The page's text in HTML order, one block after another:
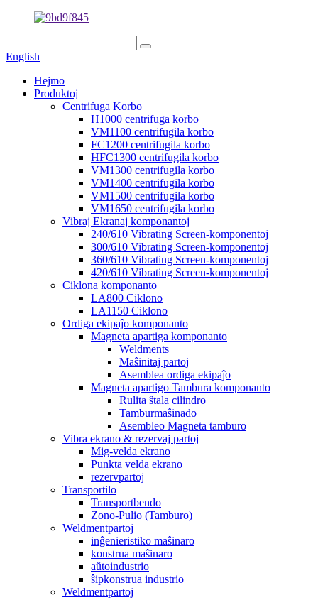
English
Hejmo
Produktoj
Centrifuga Korbo
H1000 centrifuga korbo
VM1100 centrifugila korbo
FC1200 centrifugila korbo
HFC1300 centrifugila korbo
VM1300 centrifugila korbo
VM1400 centrifugila korbo
VM1500 centrifugila korbo
VM1650 centrifugila korbo
Vibraj Ekranaj komponantoj
240/610 Vibrating Screen-komponentoj
300/610 Vibrating Screen-komponentoj
360/610 Vibrating Screen-komponentoj
420/610 Vibrating Screen-komponentoj
Ciklona komponanto
LA800 Ciklono
LA1150 Ciklono
Ordiga ekipaĵo komponanto
Magneta apartiga komponanto
Weldments
Maŝinitaj partoj
Asemblea ordiga ekipaĵo
Magneta apartigo Tambura komponanto
Rulita ŝtala cilindro
Tamburmaŝinado
Asembleo Magneta tamburo
Vibra ekrano & rezervaj partoj
Mig-velda ekrano
Punkta velda ekrano
rezervpartoj
Transportilo
Transportbendo
Zono-Pulio (Tamburo)
Weldmentpartoj
inĝenieristiko maŝinaro
konstrua maŝinaro
aŭtoindustrio
ŝipkonstrua industrio
Weldmentpartoj